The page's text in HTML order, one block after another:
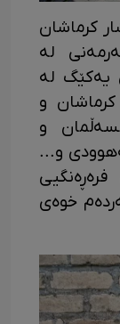
کرماشان
لە
یەکێگ لە
کرماشان و
و
و...
خوەی